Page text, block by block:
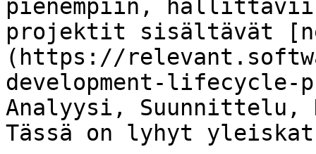
pienempiin,
projektit sisältävät
(https://
development-lifecycle-
Analyysi,
Tässä on lyhyt